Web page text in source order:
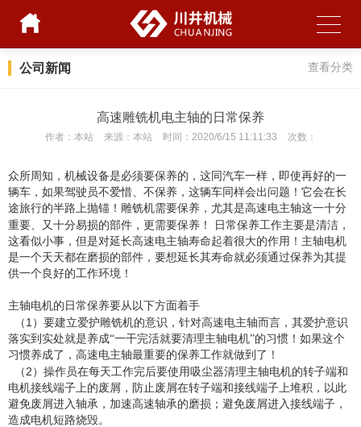
公司新闻 查看分类
高速雕铣机电主轴的日常保养
作者： 本站 来源： 本站 时间： 2020/6/15 11:11:33 次数：
众所周知，机械设备是必须要保养的，这同汽车一样，即使再好的一
辆车，如果驾驶员不爱惜、不保养，这辆车同样会出问题！它会在长
途旅行的半路上抛锚！雕铣机需要保养，尤其是高速电主轴这一十分
重要、又十分易损的部件，更需要保养！
日常保养工作主要是清洁，
这看似小事，但是对延长高速电主轴寿命起着很大的作用！主轴电机
是一个天天都在磨损的部件，要想延长其寿命就必须通过保养为其提
供一个良好的工作环境！
主轴电机的日常保养要从以下方面着手
（ 1 ）要建立爱护雕铣机的意识，针对高速电主轴而言，其爱护意识
落实到实处就是养成“一干完活就要清理主轴电机”的习惯！如果这个
习惯养成了，高速电主轴最重要的保养工作就做到了！
（ 2 ）操作员在每天工作完后要使用吸尘器清理主轴电机的转子端和
电机接线端子上的废屑，防止废屑在转子端和接线端子上堆积，以此
避免废屑进入轴承，加速高速轴承的磨损；避免废屑进入接线端子，
造成电机短路烧毁。